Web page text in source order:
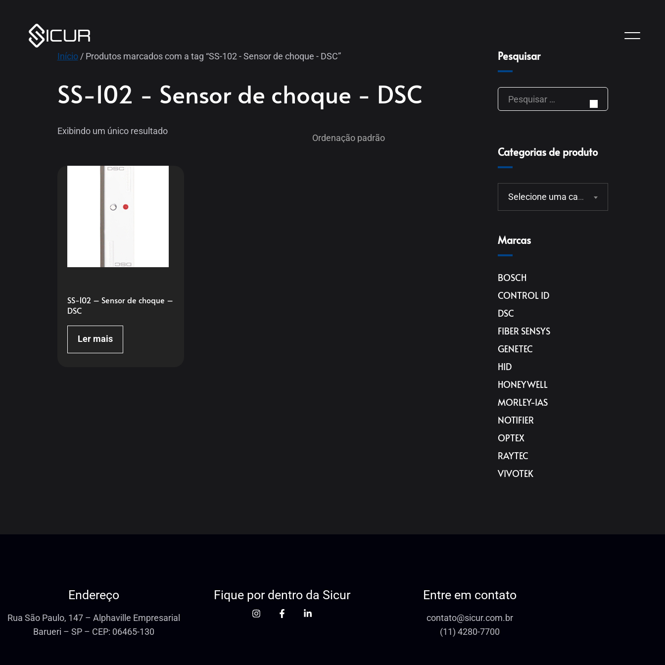
Início/ Produtos marcados com a tag “SS-102 - Sensor de choque - DSC”
SS-102 - Sensor de choque - DSC
Exibindo um único resultado
SS-102 – Sensor de choque –
DSC
Ler mais
Pesquisar
Categorias de produto
Selecione uma categoria
Marcas
BOSCH
CONTROL ID
DSC
FIBER SENSYS
GENETEC
HID
HONEYWELL
MORLEY-IAS
NOTIFIER
OPTEX
RAYTEC
VIVOTEK
Endereço
Rua São Paulo, 147 – Alphaville Empresarial
Barueri – SP – CEP: 06465-130
Fique por dentro da Sicur Entre em contato
contato@sicur.com.br
(11) 4280-7700